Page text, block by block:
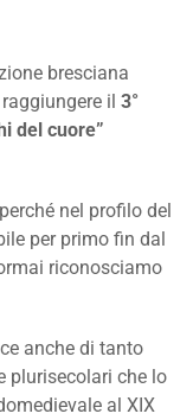
bresciana
il 3°
del cuore”
nel profilo del
per primo fin dal
riconosciamo
anche di tanto
plurisecolari che lo
al XIX